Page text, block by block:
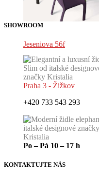
SHOWROOM
Jeseniova 56f
Praha 3 - Žižkov
+420 733 543 293
Po – Pá 10 – 17 h
KONTAKTUJTE NÁS